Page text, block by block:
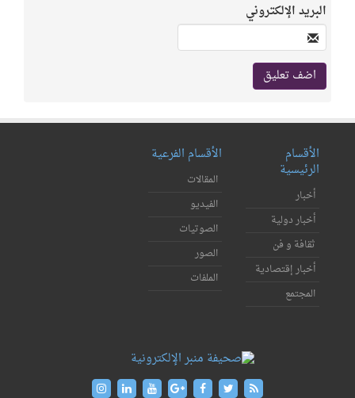
البريد الإلكتروني
الأقسام
الرئيسية
أخبار
أخبار دولية
ثقافة و فن
أخبار إقتصادية
المجتمع
الأقسام الفرعية
المقالات
الفيديو
الصوتيات
الصور
الملفات